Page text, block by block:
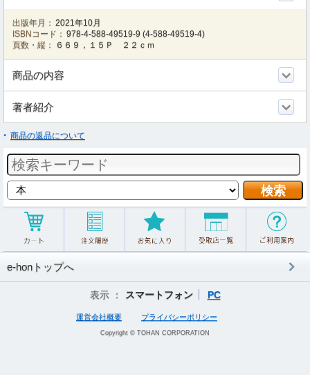
出版年月： 2021年10月
ISBNコード： 978-4-588-49519-9 (4-588-49519-4)
頁数・縦：
６６９，１５Ｐ ２２ｃｍ
商品の内容
著者紹介
商品の返品について
e-honトップへ
表示 ： スマートフォン PC
運営会社概要 プライバシーポリシー
Copyright © TOHAN CORPORATION